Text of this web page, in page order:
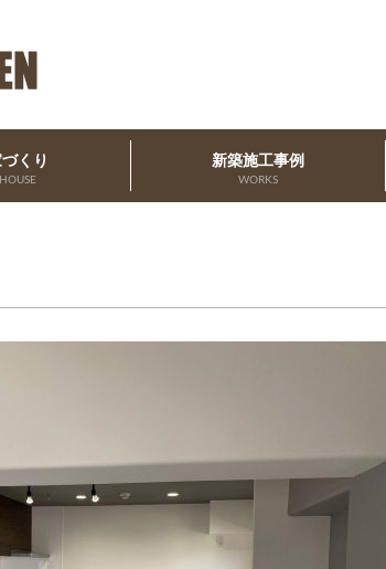
くり
HOUSE
新築施工事例
WORKS